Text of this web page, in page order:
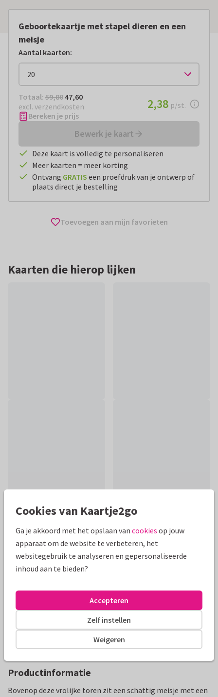
Geboortekaartje met stapel dieren en een
meisje
Aantal kaarten:
Totaal: € 47,60
Totaal: 59,80 47,60
excl. verzendkosten
€ 2,38per stuk
2,38 p/st.
Bereken je prijs
Bewerk je kaart
Deze kaart is volledig te personaliseren
Meer kaarten = meer korting
Ontvang GRATIS een proefdruk van je ontwerp of
plaats direct je bestelling
Toevoegen aan mijn favorieten
Kaarten die hierop lijken
Mooie extra's bij je kaart
Productinformatie
Bovenop deze vrolijke toren zit een schattig meisje met een
Cookies van Kaartje2go
Ga je akkoord met het opslaan van cookies op jouw
apparaat om de website te verbeteren, het
websitegebruik te analyseren en gepersonaliseerde
inhoud aan te bieden?
Weigeren
Zelf instellen
Accepteren